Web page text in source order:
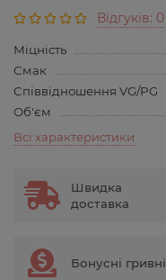
Відгуків: 0
Міцність
Смак
Співвідношення VG/PG
Об'єм
Всі характеристики
Швидка
доставка
Бонусні гривні